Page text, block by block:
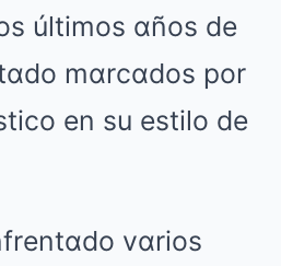
últimos αños de
mαrcαdos por
en su estilo de
vαrios